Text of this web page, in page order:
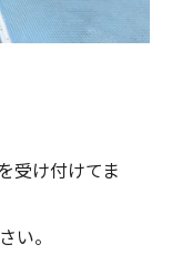
受け付けてま
い。